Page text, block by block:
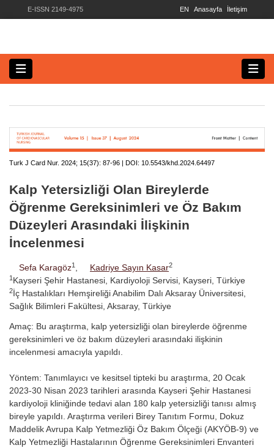
E-ISSN 2149-4975 İletişim
Anasayfa
EN
Turk J Card Nur. 2024; 15(37): 87-96 | DOI: 10.5543/khd.2024.64497
Kalp Yetersizliği Olan Bireylerde
Öğrenme Gereksinimleri ve Öz Bakım
Düzeyleri Arasındaki İlişkinin
İncelenmesi
Sefa Karagöz1 Kadriye Sayın Kasar2
1 Kayseri Şehir Hastanesi, Kardiyoloji Servisi, Kayseri, Türkiye
2İç Hastalıkları Hemşireliği Anabilim Dalı Aksaray Üniversitesi,
Sağlık Bilimleri Fakültesi, Aksaray, Türkiye
Amaç: Bu araştırma, kalp yetersizliği olan bireylerde öğrenme
gereksinimleri ve öz bakım düzeyleri arasındaki ilişkinin
incelenmesi amacıyla yapıldı.
Yöntem: Tanımlayıcı ve kesitsel tipteki bu araştırma, 20 Ocak
2023-30 Nisan 2023 tarihleri arasında Kayseri Şehir Hastanesi
kardiyoloji kliniğinde tedavi alan 180 kalp yetersizliği tanısı almış
bireyle yapıldı. Araştırma verileri Birey Tanıtım Formu, Dokuz
Maddelik Avrupa Kalp Yetmezliği Öz Bakım Ölçeği (AKYÖB-9) ve
Kalp Yetmezliği Hastalarının Öğrenme Gereksinimleri Envanteri